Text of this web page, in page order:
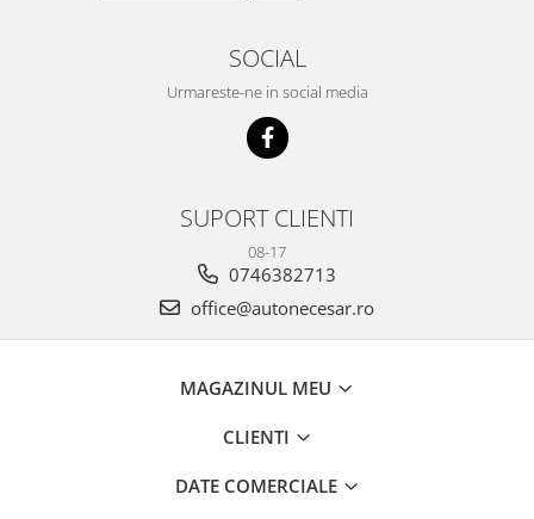
SOCIAL
Urmareste-ne in social media
SUPORT CLIENTI
08-17
0746382713
office@autonecesar.ro
MAGAZINUL MEU
CLIENTI
DATE COMERCIALE